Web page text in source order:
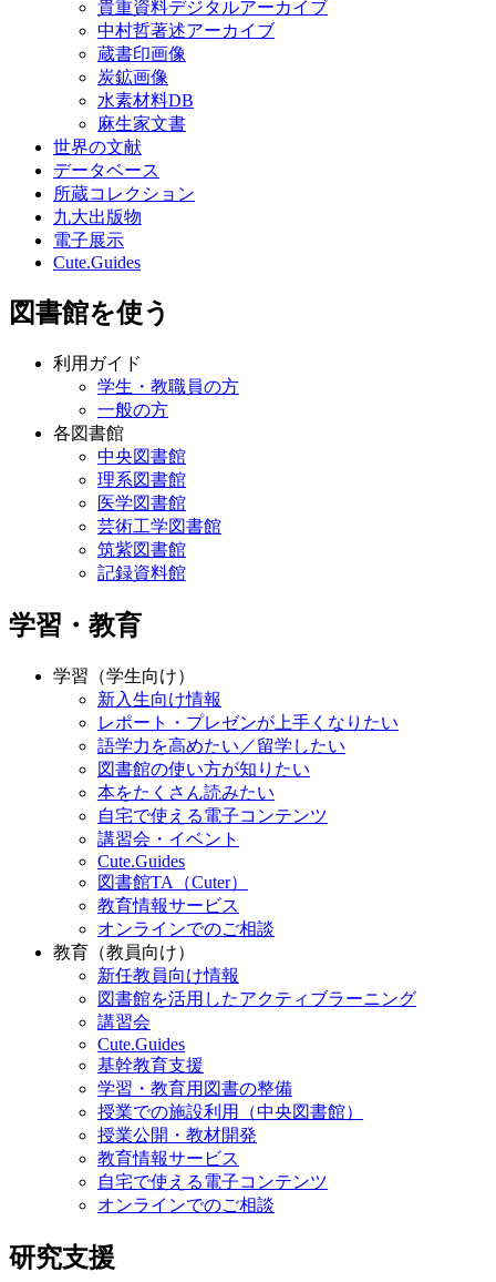
貴重資料デジタルアーカイブ
中村哲著述アーカイブ
蔵書印画像
炭鉱画像
水素材料DB
麻生家文書
世界の文献
データベース
所蔵コレクション
九大出版物
電子展示
Cute.Guides
図書館を使う
利用ガイド
学生・教職員の方
一般の方
各図書館
中央図書館
理系図書館
医学図書館
芸術工学図書館
筑紫図書館
記録資料館
学習・教育
学習（学生向け）
新入生向け情報
レポート・プレゼンが上手くなりたい
語学力を高めたい／留学したい
図書館の使い方が知りたい
本をたくさん読みたい
自宅で使える電子コンテンツ
講習会・イベント
Cute.Guides
図書館TA（Cuter）
教育情報サービス
オンラインでのご相談
教育（教員向け）
新任教員向け情報
図書館を活用したアクティブラーニング
講習会
Cute.Guides
基幹教育支援
学習・教育用図書の整備
授業での施設利用（中央図書館）
授業公開・教材開発
教育情報サービス
自宅で使える電子コンテンツ
オンラインでのご相談
研究支援